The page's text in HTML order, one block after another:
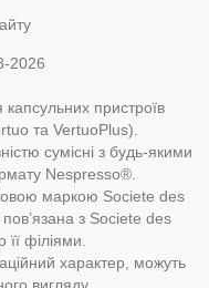
2026
пристроїв
та VertuoPlus).
сумісні з будь-якими
Nespresso®.
маркою Societe des
з Societe des
філіями.
характер, можуть
вигляду